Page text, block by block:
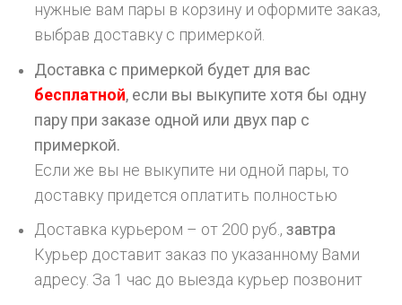
нужные вам пары в корзину и оформите заказ,
выбрав доставку с примеркой.
Доставка с примеркой будет для вас
бесплатной, если вы выкупите хотя бы одну
пару при заказе одной или двух пар с
примеркой.
Если же вы не выкупите ни одной пары, то
доставку придется оплатить полностью
Доставка курьером – от 200 руб.,завтра
Курьер доставит заказ по указанному Вами
адресу. За 1 час до выезда курьер позвонит